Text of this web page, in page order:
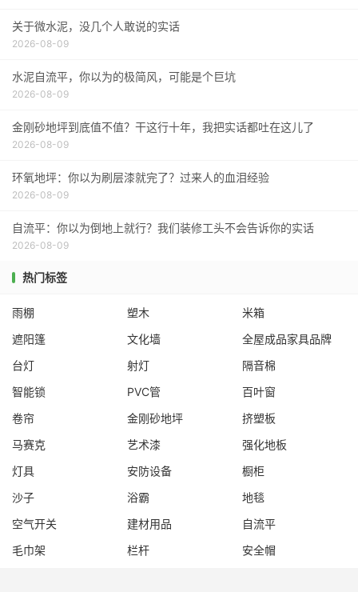
关于微水泥，没几个人敢说的实话
2026-08-09
水泥自流平，你以为的极简风，可能是个巨坑
2026-08-09
金刚砂地坪到底值不值？干这行十年，我把实话都吐在这儿了
2026-08-09
环氧地坪：你以为刷层漆就完了？过来人的血泪经验
2026-08-09
自流平：你以为倒地上就行？我们装修工头不会告诉你的实话
2026-08-09
热门标签
雨棚 塑木
米箱
遮阳篷
文化墙
全屋成品家具品牌
台灯
射灯
隔音棉
智能锁
PVC管
百叶窗
卷帘
金刚砂地坪
挤塑板
马赛克
艺术漆
强化地板
灯具
安防设备
橱柜
沙子
浴霸
地毯
空气开关
建材用品
自流平
毛巾架
栏杆 安全帽